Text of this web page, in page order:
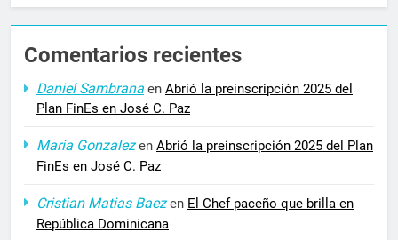
Comentarios recientes
Daniel Sambrana en Abrió la preinscripción 2025 del
Plan FinEs en José C. Paz
Maria Gonzalezen Abrió la preinscripción 2025 del Plan
FinEs en José C. Paz
Cristian Matias Baezen El Chef paceño que brilla en
República Dominicana